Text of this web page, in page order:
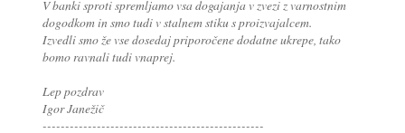
V banki sproti spremljamo vsa dogajanja v zvezi z varnostnim
dogodkom in smo tudi v stalnem stiku s proizvajalcem.
Izvedli smo že vse dosedaj priporočene dodatne ukrepe, tako
bomo ravnali tudi vnaprej.
Lep pozdrav
Igor Janežič
-------------------------------------------------